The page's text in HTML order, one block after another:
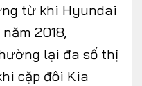
từ khi Hyundai
2018,
lại đa số thị
cặp đôi Kia